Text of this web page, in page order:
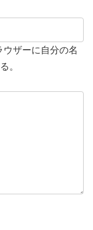
ザーに自分の名
。